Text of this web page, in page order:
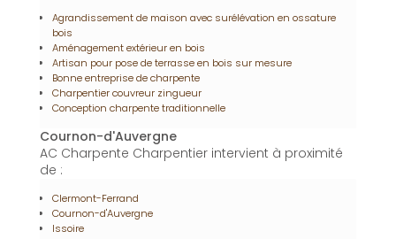
Agrandissement de maison avec surélévation en ossature
bois
Aménagement extérieur en bois
Artisan pour pose de terrasse en bois sur mesure
Bonne entreprise de charpente
Charpentier couvreur zingueur
Conception charpente traditionnelle
Cournon-d'Auvergne
AC Charpente Charpentier intervient à proximité
de :
Clermont-Ferrand
Cournon-d'Auvergne
Issoire